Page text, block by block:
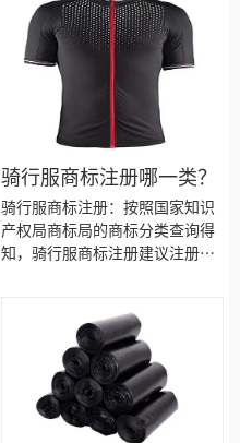
产品应该选择一些什么具体商品
呢！广州领带夹商标注册、简约
领带夹商标注册、 注册领带夹商
标、商务领带夹商标注册、职业
领带夹商标注册、精品领带夹商
标注册、领带夹商标注册、领带
夹商标注册代办、领带夹商标注
册代理要多久？领结商标注册价
格怎么样？ 领带夹注册流程以及
材料要哪些呢？领带夹商标注册
代理时审核通过率高不高？今天
诗宸商标注册的小文将领带夹的
骑行服商标注册哪一类？
骑行服商标注册：按照国家知识
产权局商标局的商标分类查询得
知，骑行服商标注册建议注册第
的小文将骑行服商标注册选择的
具体商品、商标注册流程和费
用、商标注册需要提供的资料、
商标注册成功后有效期多久等资
料整理出来供大家参考。